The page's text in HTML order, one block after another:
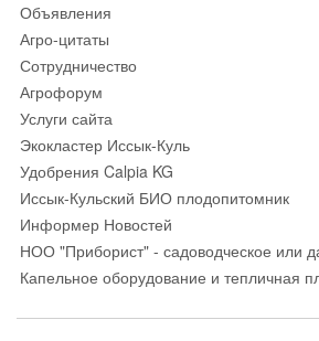
Объявления
Агро-цитаты
Сотрудничество
Агрофорум
Услуги сайта
Экокластер Иссык-Куль
Удобрения Calpia KG
Иссык-Кульский БИО плодопитомник
Информер Новостей
НОО "Приборист" - садоводческое или
Капельное оборудование и тепличная